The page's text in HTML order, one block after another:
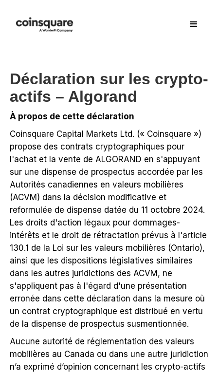
Déclaration sur les crypto-
actifs – Algorand
À propos de cette déclaration
Coinsquare Capital Markets Ltd. (« Coinsquare »)
propose des contrats cryptographiques pour
l'achat et la vente de ALGORAND en s'appuyant
sur une dispense de prospectus accordée par les
Autorités canadiennes en valeurs mobilières
(ACVM) dans la décision modificative et
reformulée de dispense datée du 11 octobre 2024.
Les droits d'action légaux pour dommages-
intérêts et le droit de rétractation prévus à l'article
130.1 de la Loi sur les valeurs mobilières (Ontario),
ainsi que les dispositions législatives similaires
dans les autres juridictions des ACVM, ne
s'appliquent pas à l'égard d'une présentation
erronée dans cette déclaration dans la mesure où
un contrat cryptographique est distribué en vertu
de la dispense de prospectus susmentionnée.
Aucune autorité de réglementation des valeurs
mobilières au Canada ou dans une autre juridiction
n’a exprimé d’opinion concernant les crypto-actifs